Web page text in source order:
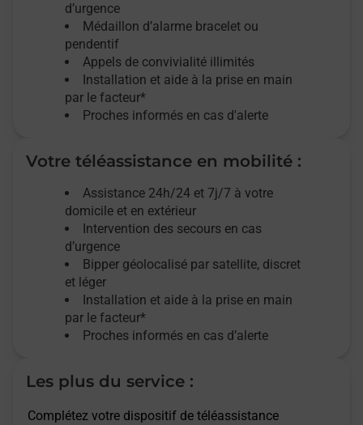
d’urgence
Médaillon d’alarme bracelet ou
pendentif
Appels de convivialité illimités
Installation et aide à la prise en main
par le facteur*
Proches informés en cas d'alerte
Votre téléassistance en mobilité :
Assistance 24h/24 et 7j/7 à votre
domicile et en extérieur
Intervention des secours en cas
d’urgence
Bipper géolocalisé par satellite, discret
et léger
Installation et aide à la prise en main
par le facteur*
Proches informés en cas d’alerte
Les plus du service :
Complétez votre dispositif de téléassistance